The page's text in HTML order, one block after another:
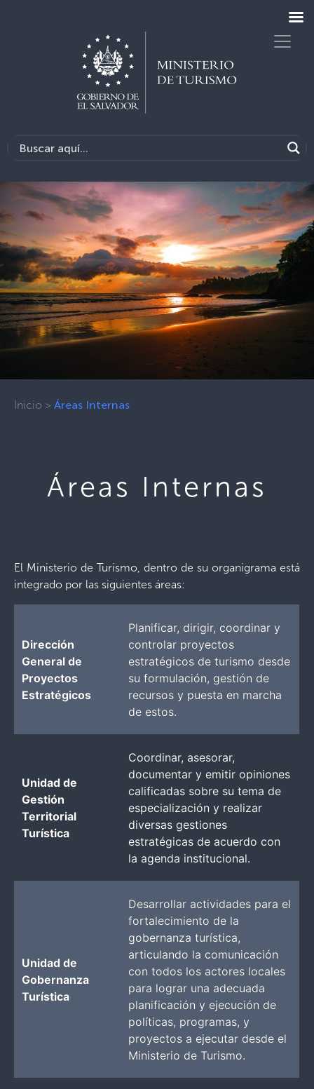
Inicio > Áreas Internas
Áreas Internas
El Ministerio de Turismo, dentro de su organigrama está
integrado por las siguientes áreas:
Dirección
General de
Proyectos
Estratégicos
Planificar, dirigir, coordinar y
controlar proyectos
estratégicos de turismo desde
su formulación, gestión de
recursos y puesta en marcha
de estos.
Unidad de
Gestión
Territorial
Turística
Coordinar, asesorar,
documentar y emitir opiniones
calificadas sobre su tema de
especialización y realizar
diversas gestiones
estratégicas de acuerdo con
la agenda institucional.
Unidad de
Gobernanza
Turística
Desarrollar actividades para el
fortalecimiento de la
gobernanza turística,
articulando la comunicación
con todos los actores locales
para lograr una adecuada
planificación y ejecución de
políticas, programas, y
proyectos a ejecutar desde el
Ministerio de Turismo.